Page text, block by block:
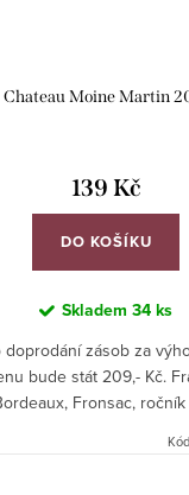
Chateau Moine Martin
139 Kč
DO KOŠÍKU
Skladem 34 ks
doprodání zásob za
bude stát 209,- Kč.
Fronsac, ročník
dobrým poměrem kvalita/